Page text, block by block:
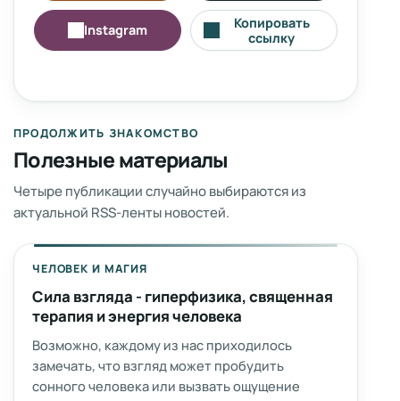
Instagram
Копировать
ссылку
ПРОДОЛЖИТЬ ЗНАКОМСТВО
Полезные материалы
Четыре публикации случайно выбираются из
актуальной RSS-ленты новостей.
ЧЕЛОВЕК И МАГИЯ
Сила взгляда - гиперфизика, священная
терапия и энергия человека
Возможно, каждому из нас приходилось
замечать, что взгляд может пробудить
сонного человека или вызвать ощущение